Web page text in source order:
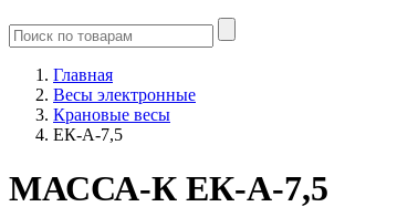
Главная
Весы электронные
Крановые весы
ЕК-A-7,5
МАССА-К ЕК-A-7,5